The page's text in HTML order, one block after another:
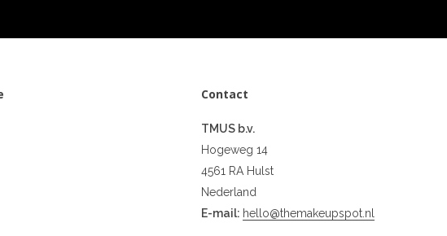
Contact
TMUS b.v.
Hogeweg 14
4561 RA Hulst
Nederland
E-mail: hello@themakeupspot.nl